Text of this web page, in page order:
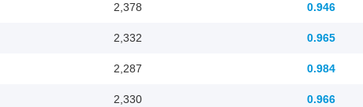
2,378 0.946
2,332 0.965
2,287 0.984
2,330 0.966